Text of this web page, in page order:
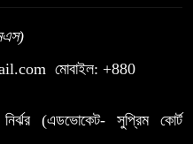
নেতার
)
মোবাইল: +880
(এডভোকেট- সুপ্রিম কোর্ট